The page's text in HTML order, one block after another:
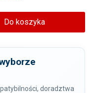
Do koszyka
doradztwa